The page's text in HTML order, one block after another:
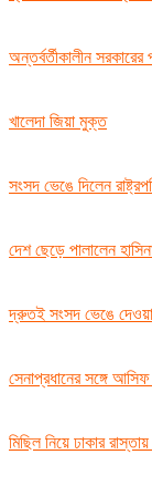
অন্তর্বর্তীকালীন
খালেদা জিয়া মুক্ত
সংসদ ভেঙে দিলেন
দেশ ছেড়ে পালালেন
দ্রুতই সংসদ ভেঙে
সেনাপ্রধানের সঙ্গে
মিছিল নিয়ে ঢাকার